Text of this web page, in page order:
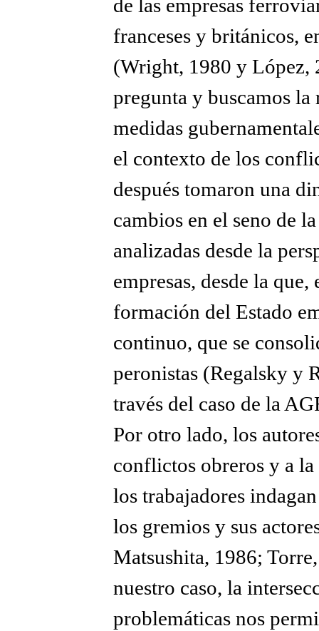
de las empresas
franceses y británicos,
(Wright, 1980 y López,
pregunta y buscamos la
medidas
el contexto de los
después tomaron una
cambios en el seno de
analizadas desde la
empresas, desde la
formación del Estado
continuo, que se
peronistas (Regalsky y
través del caso de la
Por otro lado, los
conflictos obreros y a
los trabajadores
los gremios y sus
Matsushita, 1986;
nuestro caso, la
problemáticas nos